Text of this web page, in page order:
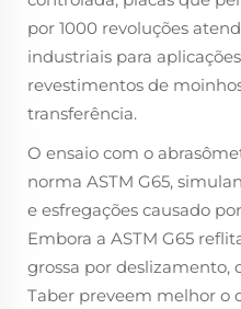
por 1000 revoluções
industriais para
revestimentos de
transferência.
O ensaio com o
norma ASTM G65,
e esfregações causado
Embora a ASTM G65
grossa por deslizamento,
Taber preveem melhor o